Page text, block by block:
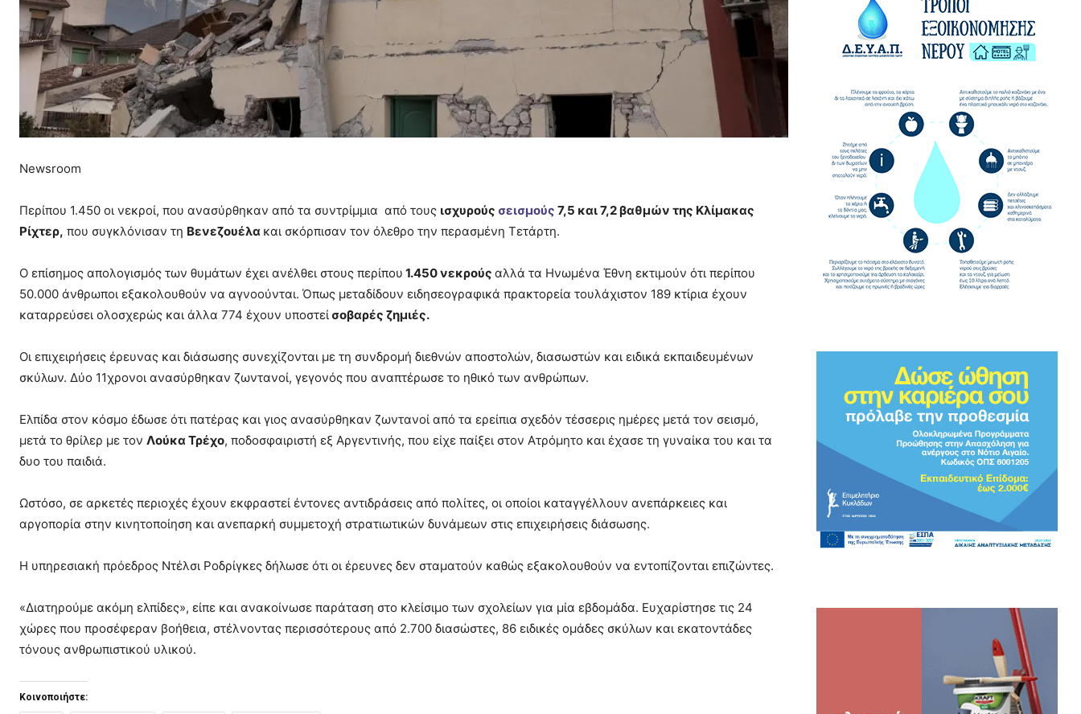
Newsroom
Περίπου 1.450 οι νεκροί, που ανασύρθηκαν από τα συντρίμμια από τους ισχυρούς σεισμούς 7,5 και 7,2 βαθμών της Κλίμακας
Ρίχτερ, που συγκλόνισαν τη Βενεζουέλα και σκόρπισαν τον όλεθρο την περασμένη Τετάρτη.
Ο επίσημος απολογισμός των θυμάτων έχει ανέλθει στους περίπου 1.450 νεκρούς αλλά τα Ηνωμένα Έθνη εκτιμούν ότι περίπου
50.000 άνθρωποι εξακολουθούν να αγνοούνται. Όπως μεταδίδουν ειδησεογραφικά πρακτορεία τουλάχιστον 189 κτίρια έχουν
καταρρεύσει ολοσχερώς και άλλα 774 έχουν υποστεί σοβαρές ζημιές.
Οι επιχειρήσεις έρευνας και διάσωσης συνεχίζονται με τη συνδρομή διεθνών αποστολών, διασωστών και ειδικά εκπαιδευμένων
σκύλων. Δύο 11χρονοι ανασύρθηκαν ζωντανοί, γεγονός που αναπτέρωσε το ηθικό των ανθρώπων.
Ελπίδα στον κόσμο έδωσε ότι πατέρας και γιος ανασύρθηκαν ζωντανοί από τα ερείπια σχεδόν τέσσερις ημέρες μετά τον σεισμό,
μετά το θρίλερ με τον Λούκα Τρέχο, ποδοσφαιριστή εξ Αργεντινής, που είχε παίξει στον Ατρόμητο και έχασε τη γυναίκα του και τα
δυο του παιδιά.
Ωστόσο, σε αρκετές περιοχές έχουν εκφραστεί έντονες αντιδράσεις από πολίτες, οι οποίοι καταγγέλλουν ανεπάρκειες και
αργοπορία στην κινητοποίηση και ανεπαρκή συμμετοχή στρατιωτικών δυνάμεων στις επιχειρήσεις διάσωσης.
Η υπηρεσιακή πρόεδρος Ντέλσι Ροδρίγκες δήλωσε ότι οι έρευνες δεν σταματούν καθώς εξακολουθούν να εντοπίζονται επιζώντες.
«Διατηρούμε ακόμη ελπίδες», είπε και ανακοίνωσε παράταση στο κλείσιμο των σχολείων για μία εβδομάδα. Ευχαρίστησε τις 24
χώρες που προσέφεραν βοήθεια, στέλνοντας περισσότερους από 2.700 διασώστες, 86 ειδικές ομάδες σκύλων και εκατοντάδες
τόνους ανθρωπιστικού υλικού.
Κοινοποιήστε: